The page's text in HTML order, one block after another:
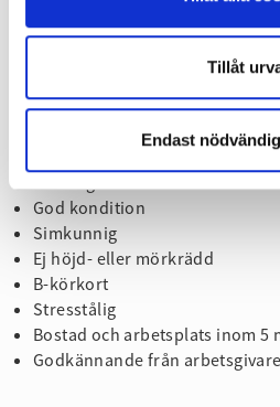
Tillåt
Endast
Grundförutsättningar
God kondition
Simkunnig
Ej höjd- eller mörkrädd
B-körkort
Stresstålig
Bostad och arbetsplats inom
Godkännande från arbetsgivare